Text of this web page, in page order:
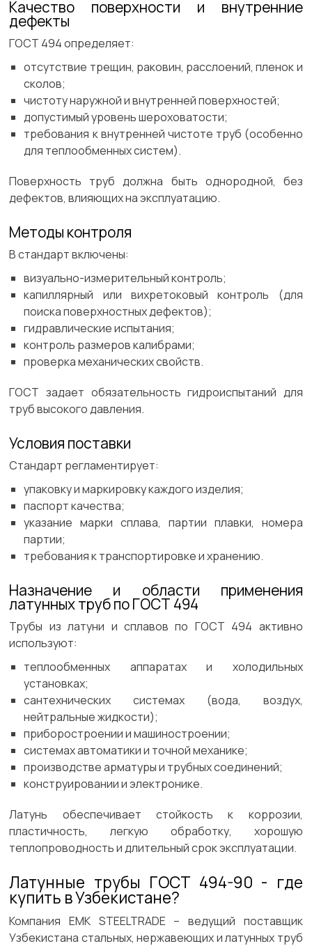
Качество поверхности и внутренние
дефекты
ГОСТ 494 определяет:
отсутствие трещин, раковин, расслоений, пленок и
сколов;
чистоту наружной и внутренней поверхностей;
допустимый уровень шероховатости;
требования к внутренней чистоте труб (особенно
для теплообменных систем).
Поверхность труб должна быть однородной, без
дефектов, влияющих на эксплуатацию.
Методы контроля
В стандарт включены:
визуально-измерительный контроль;
капиллярный или вихретоковый контроль (для
поиска поверхностных дефектов);
гидравлические испытания;
контроль размеров калибрами;
проверка механических свойств.
ГОСТ задает обязательность гидроиспытаний для
труб высокого давления.
Условия поставки
Стандарт регламентирует:
упаковку и маркировку каждого изделия;
паспорт качества;
указание марки сплава, партии плавки, номера
партии;
требования к транспортировке и хранению.
Назначение и области применения
латунных труб по ГОСТ 494
Трубы из латуни и сплавов по ГОСТ 494 активно
используют:
теплообменных аппаратах и холодильных
установках;
сантехнических системах (вода, воздух,
нейтральные жидкости);
приборостроении и машиностроении;
системах автоматики и точной механике;
производстве арматуры и трубных соединений;
конструировании и электронике.
Латунь обеспечивает стойкость к коррозии,
пластичность, легкую обработку, хорошую
теплопроводность и длительный срок эксплуатации.
Латунные трубы ГОСТ 494-90 - где
купить в Узбекистане?
Компания EMK STEELTRADE – ведущий поставщик
Узбекистана стальных, нержавеющих и латунных труб